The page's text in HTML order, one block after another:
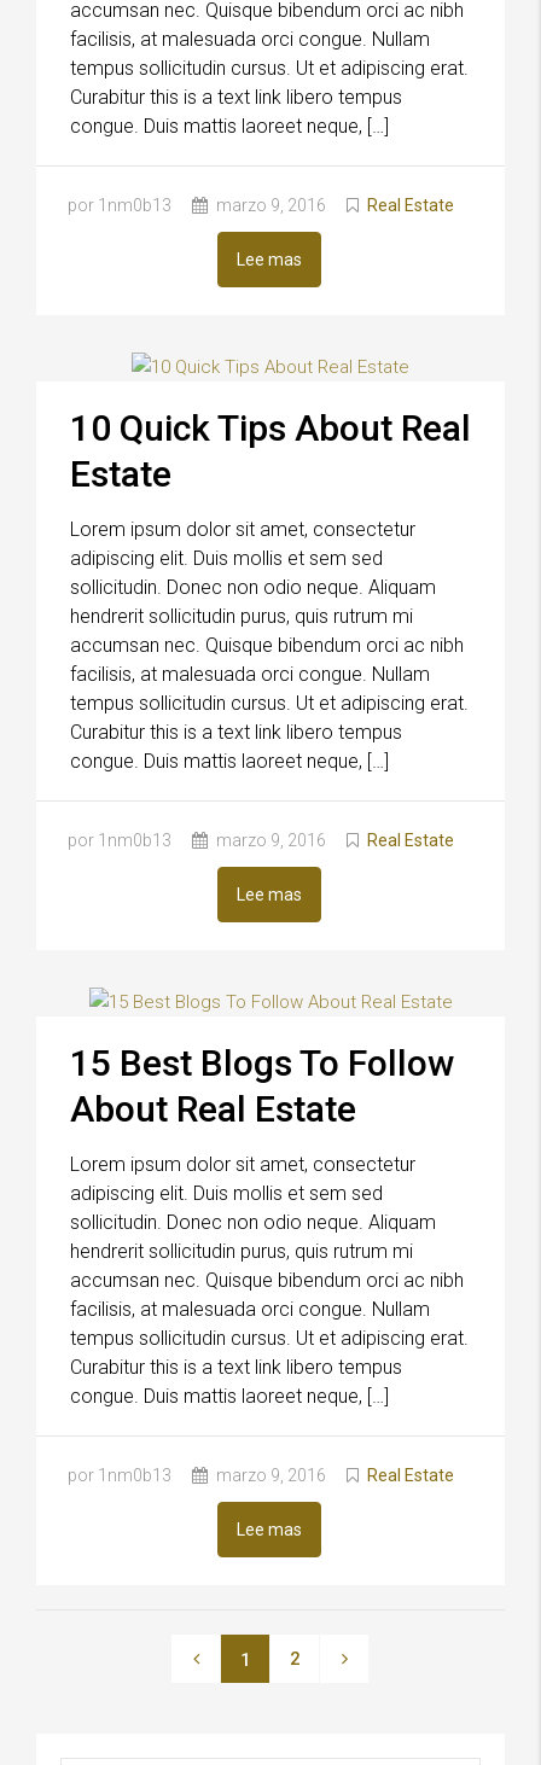
accumsan nec. Quisque bibendum orci ac nibh
facilisis, at malesuada orci congue. Nullam
tempus sollicitudin cursus. Ut et adipiscing erat.
Curabitur this is a text link libero tempus
congue. Duis mattis laoreet neque, […]
por 1nm0b13 marzo 9, 2016 Real Estate
Lee mas
10 Quick Tips About Real
Estate
Lorem ipsum dolor sit amet, consectetur
adipiscing elit. Duis mollis et sem sed
sollicitudin. Donec non odio neque. Aliquam
hendrerit sollicitudin purus, quis rutrum mi
accumsan nec. Quisque bibendum orci ac nibh
facilisis, at malesuada orci congue. Nullam
tempus sollicitudin cursus. Ut et adipiscing erat.
Curabitur this is a text link libero tempus
congue. Duis mattis laoreet neque, […]
por 1nm0b13 marzo 9, 2016 Real Estate
Lee mas
15 Best Blogs To Follow
About Real Estate
Lorem ipsum dolor sit amet, consectetur
adipiscing elit. Duis mollis et sem sed
sollicitudin. Donec non odio neque. Aliquam
hendrerit sollicitudin purus, quis rutrum mi
accumsan nec. Quisque bibendum orci ac nibh
facilisis, at malesuada orci congue. Nullam
tempus sollicitudin cursus. Ut et adipiscing erat.
Curabitur this is a text link libero tempus
congue. Duis mattis laoreet neque, […]
por 1nm0b13 marzo 9, 2016 Real Estate
Lee mas
1 2